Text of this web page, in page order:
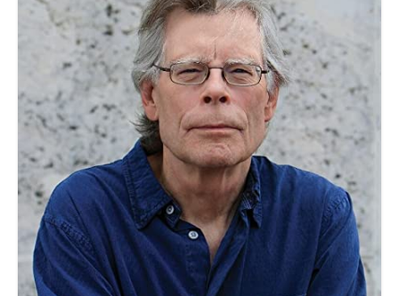
موسیقی
چهره‌ها
عکاسی و هنرهای تجسمی
کتاب و کتاب‌خوانی
تاریخ
معماری
علمی
فناوری‌ها
نجوم و هوا فضا